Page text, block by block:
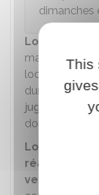
dimanches
Lorsque les
mais que le
locataire une
durée des
juge des
dont dépend
Lorsque Les
réalisation
,
vexatoire,
This